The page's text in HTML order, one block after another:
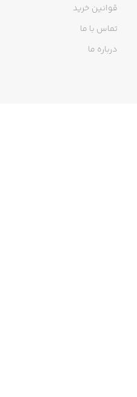
قوانین خرید
تماس با ما
درباره ما